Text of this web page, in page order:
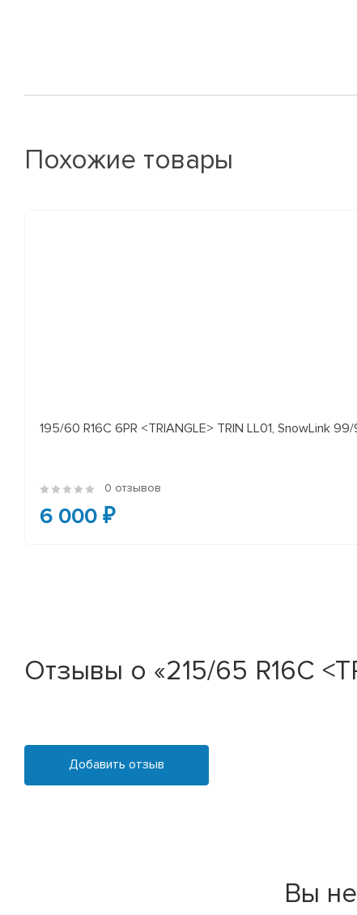
Похожие товары
195/60 R16C 6PR <TRIANGLE> TRIN LL01, SnowLink
0 отзывов
6 000 ₽
Отзывы о «215/65 R16C
Добавить отзыв
Вы